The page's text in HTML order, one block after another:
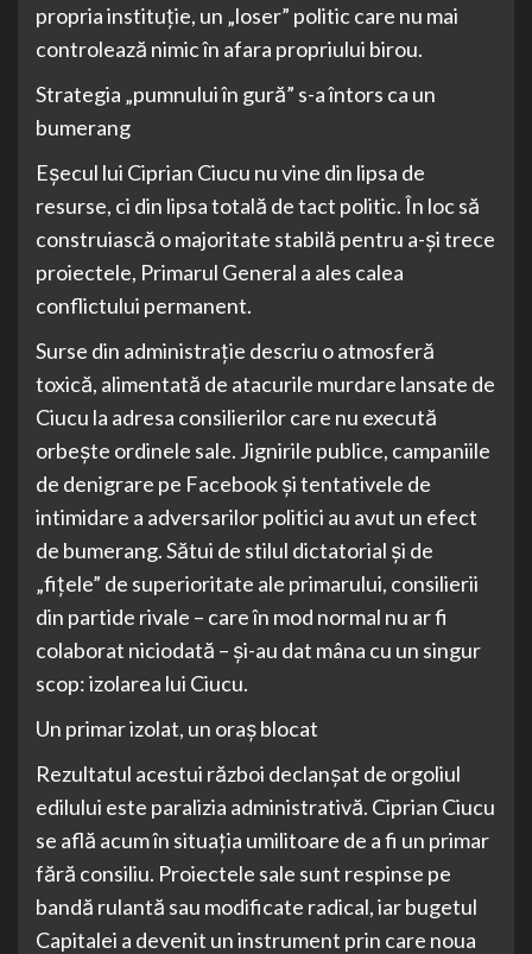
propria instituție, un „loser” politic care nu mai
controlează nimic în afara propriului birou.
Strategia „pumnului în gură” s-a întors ca un
bumerang
Eșecul lui Ciprian Ciucu nu vine din lipsa de
resurse, ci din lipsa totală de tact politic. În loc să
construiască o majoritate stabilă pentru a-și trece
proiectele, Primarul General a ales calea
conflictului permanent.
Surse din administrație descriu o atmosferă
toxică, alimentată de atacurile murdare lansate de
Ciucu la adresa consilierilor care nu execută
orbește ordinele sale. Jignirile publice, campaniile
de denigrare pe Facebook și tentativele de
intimidare a adversarilor politici au avut un efect
de bumerang. Sătui de stilul dictatorial și de
„fițele” de superioritate ale primarului, consilierii
din partide rivale – care în mod normal nu ar fi
colaborat niciodată – și-au dat mâna cu un singur
scop: izolarea lui Ciucu.
Un primar izolat, un oraș blocat
Rezultatul acestui război declanșat de orgoliul
edilului este paralizia administrativă. Ciprian Ciucu
se află acum în situația umilitoare de a fi un primar
fără consiliu. Proiectele sale sunt respinse pe
bandă rulantă sau modificate radical, iar bugetul
Capitalei a devenit un instrument prin care noua